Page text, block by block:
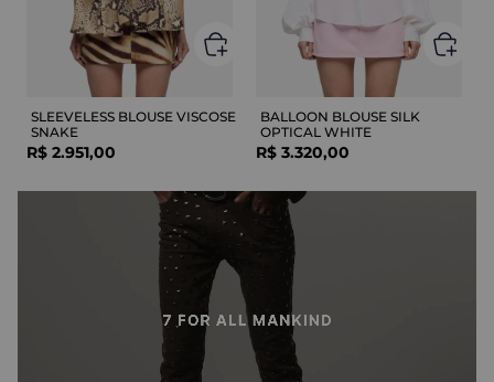
SLEEVELESS BLOUSE VISCOSE
SNAKE
R$ 2.951,00
BALLOON BLOUSE SILK
OPTICAL WHITE
R$ 3.320,00